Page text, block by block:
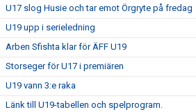
U17 slog Husie och tar emot Örgryte på fredag
U19 upp i serieledning
Arben Sfishta klar för ÄFF U19
Storseger för U17 i premiären
U19 vann 3:e raka
Länk till U19-tabellen och spelprogram.